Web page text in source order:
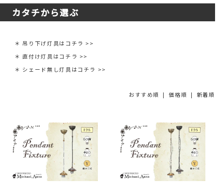
カタチから選ぶ
＊ 吊り下げ灯具はコチラ >>
＊ 直付け灯具はコチラ >>
＊ シェード無し灯具はコチラ >>
おすすめ順 |価格順 | 新着順